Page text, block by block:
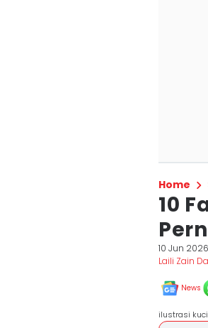
Home
10
10 Jun
Laili Zain
News
ilustrasi